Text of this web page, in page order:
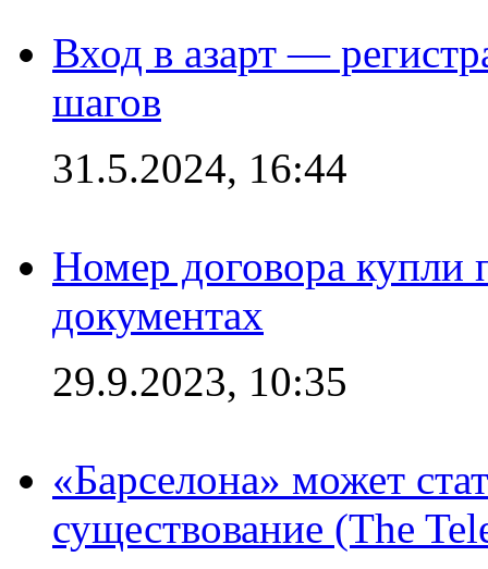
Вход в азарт —
шагов
31.5.2024, 16:44
Номер договора купли
документах
29.9.2023, 10:35
«Барселона» может
существование (The